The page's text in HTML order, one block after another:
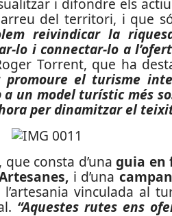
i difondre els
del territori, i que
reivindicar la
lo i connectar-lo a
Torrent, que ha
promoure el turisme
a un model turístic més
per dinamitzar el
que consta d’unaguia en
i d’una
vinculada al
“Aquestes rutes ens